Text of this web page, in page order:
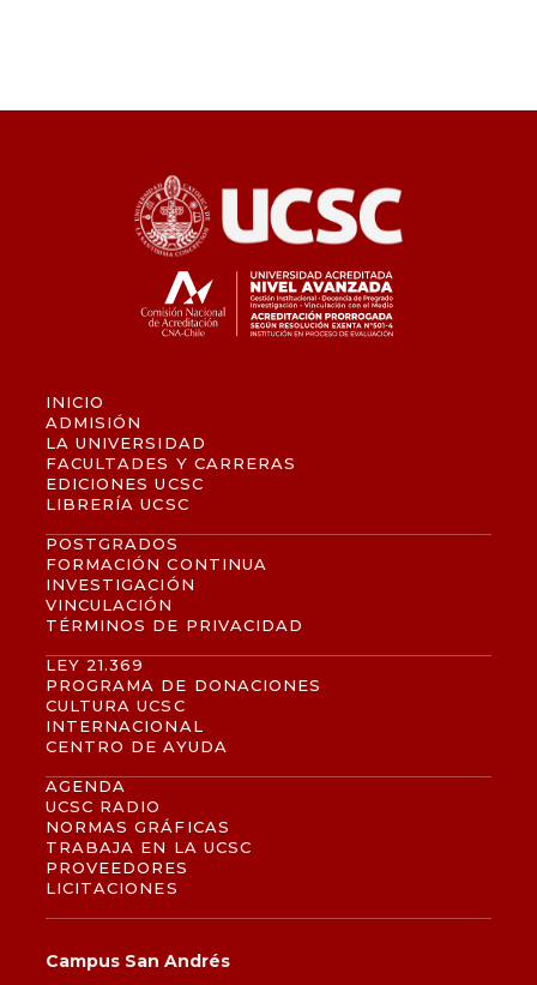
INICIO
ADMISIÓN
LA UNIVERSIDAD
FACULTADES Y CARRERAS
EDICIONES UCSC
LIBRERÍA UCSC
POSTGRADOS
FORMACIÓN CONTINUA
INVESTIGACIÓN
VINCULACIÓN
TÉRMINOS DE PRIVACIDAD
LEY 21.369
PROGRAMA DE DONACIONES
CULTURA UCSC
INTERNACIONAL
CENTRO DE AYUDA
AGENDA
UCSC RADIO
NORMAS GRÁFICAS
TRABAJA EN LA UCSC
PROVEEDORES
LICITACIONES
Campus San Andrés